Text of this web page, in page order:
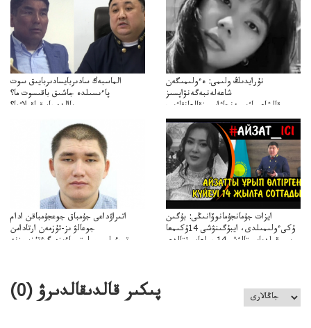
الماسبەك سادىربايسادىربايىق سوت
پاءىسىلدە جاشىق باقىسوت ما؟
پاالدەجابىقباقىلاۋما؟
نۇرايدىڭ ولىمى: ەءولىمىگەن
شاعەلەنبەگەنۋاپسىز
قالشاعىماۋىپمەنجاۋاپسىزقالعانقاۋىپ
اتىراۋداعى جۇمباق جوعجۇمباقن ادام
جوعالۋ ىز-تۇزمەن ارتادامن
وتبءولىمىپوليتسياءىزەرگءتۇزسىزنە
ايزات جۇمانجۇمانوۆانىڭى: بۇگىن
ۇكىءولىمىلدى، ايبۇگىنۋشى 14ۇكىمعا
سووقىلدىايىپتالۋشى14جىلعاسوتتالدى
پىكىر قالدىقالدىرۋ (0
)